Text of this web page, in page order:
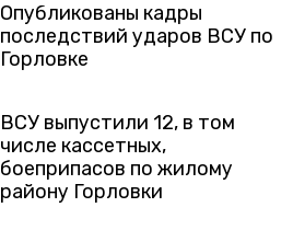
Опубликованы кадры
последствий ударов ВСУ по
Горловке
ВСУ выпустили 12, в том
числе кассетных,
боеприпасов по жилому
району Горловки